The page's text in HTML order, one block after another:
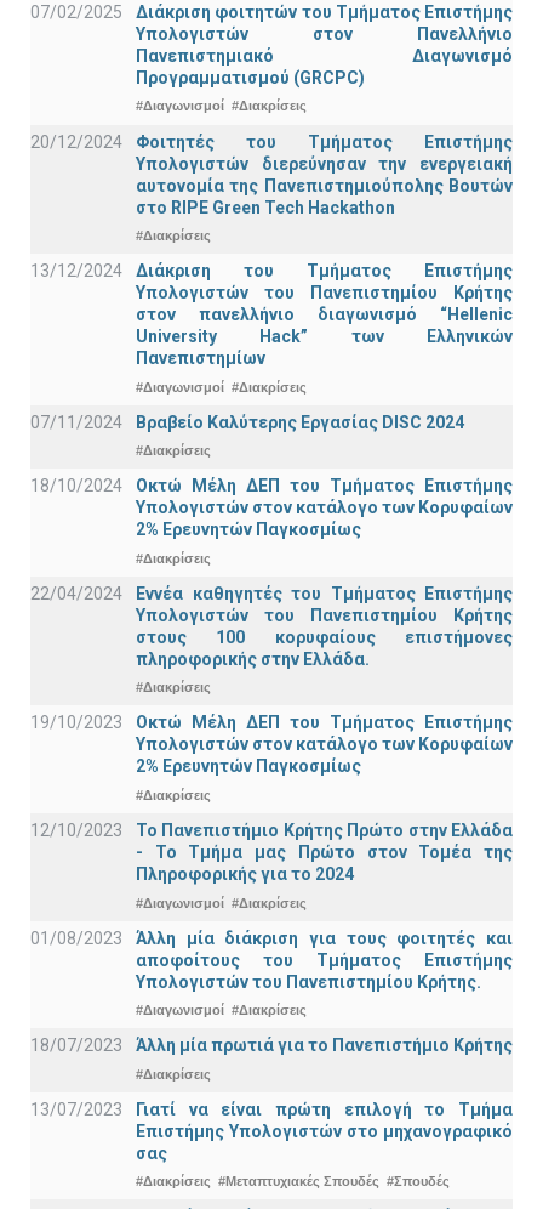
07/02/2025
Διάκριση φοιτητών του Τμήματος Επιστήμης
Υπολογιστών στον Πανελλήνιο
Πανεπιστημιακό Διαγωνισμό
Προγραμματισμού (GRCPC)
#Διαγωνισμοί #Διακρίσεις
20/12/2024
Φοιτητές του Τμήματος Επιστήμης
Υπολογιστών διερεύνησαν την ενεργειακή
αυτονομία της Πανεπιστημιούπολης Βουτών
στο RIPE Green Tech Hackathon
#Διακρίσεις
13/12/2024
Διάκριση του Τμήματος Επιστήμης
Υπολογιστών του Πανεπιστημίου Κρήτης
στον πανελλήνιο διαγωνισμό “Hellenic
University Hack” των Ελληνικών
Πανεπιστημίων
#Διαγωνισμοί #Διακρίσεις
07/11/2024 Βραβείο Καλύτερης Εργασίας DISC 2024
#Διακρίσεις
18/10/2024
Οκτώ Μέλη ΔΕΠ του Τμήματος Επιστήμης
Υπολογιστών στον κατάλογο των Κορυφαίων
2% Ερευνητών Παγκοσμίως
#Διακρίσεις
22/04/2024
Εννέα καθηγητές του Τμήματος Επιστήμης
Υπολογιστών του Πανεπιστημίου Κρήτης
στους 100 κορυφαίους επιστήμονες
πληροφορικής στην Ελλάδα.
#Διακρίσεις
19/10/2023
Οκτώ Μέλη ΔΕΠ του Τμήματος Επιστήμης
Υπολογιστών στον κατάλογο των Κορυφαίων
2% Ερευνητών Παγκοσμίως
#Διακρίσεις
12/10/2023
Το Πανεπιστήμιο Κρήτης Πρώτο στην Ελλάδα
- Το Τμήμα μας Πρώτο στον Τομέα της
Πληροφορικής για το 2024
#Διαγωνισμοί #Διακρίσεις
01/08/2023
Άλλη μία διάκριση για τους φοιτητές και
αποφοίτους του Τμήματος Επιστήμης
Υπολογιστών του Πανεπιστημίου Κρήτης.
#Διαγωνισμοί #Διακρίσεις
18/07/2023 Άλλη μία πρωτιά για το Πανεπιστήμιο Κρήτης
#Διακρίσεις
13/07/2023
Γιατί να είναι πρώτη επιλογή το Τμήμα
Επιστήμης Υπολογιστών στο μηχανογραφικό
σας
#Διακρίσεις #Μεταπτυχιακές Σπουδές #Σπουδές